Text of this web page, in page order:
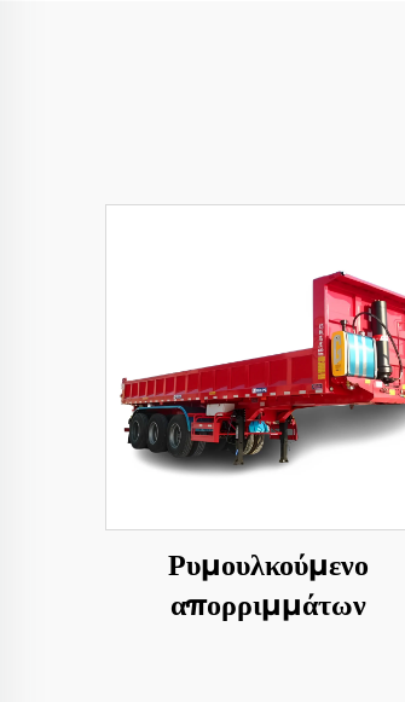
Ρυμουλκούμενο
απορριμμάτων